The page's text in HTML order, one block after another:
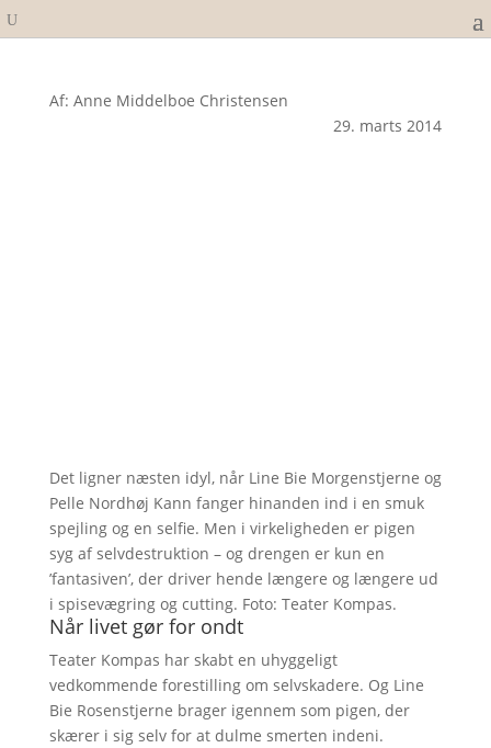
Af: Anne Middelboe Christensen
29. marts 2014
Det ligner næsten idyl, når Line Bie Morgenstjerne og
Pelle Nordhøj Kann fanger hinanden ind i en smuk
spejling og en selfie. Men i virkeligheden er pigen
syg af selvdestruktion – og drengen er kun en
’fantasiven’, der driver hende længere og længere ud
i spisevægring og cutting. Foto: Teater Kompas.
Når livet gør for ondt
Teater Kompas har skabt en uhyggeligt
vedkommende forestilling om selvskadere. Og Line
Bie Rosenstjerne brager igennem som pigen, der
skærer i sig selv for at dulme smerten indeni.